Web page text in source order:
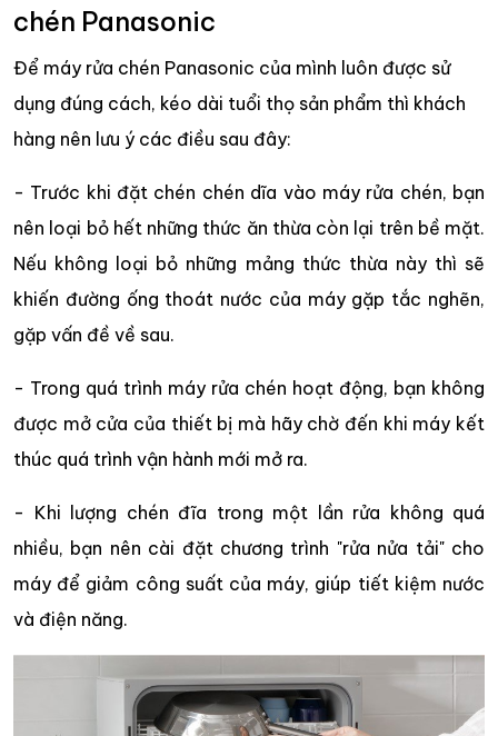
chén Panasonic
Để máy rửa chén Panasonic của mình luôn được sử
dụng đúng cách, kéo dài tuổi thọ sản phẩm thì khách
hàng nên lưu ý các điều sau đây:
- Trước khi đặt chén chén dĩa vào máy rửa chén, bạn
nên loại bỏ hết những thức ăn thừa còn lại trên bề mặt.
Nếu không loại bỏ những mảng thức thừa này thì sẽ
khiến đường ống thoát nước của máy gặp tắc nghẽn,
gặp vấn đề về sau.
- Trong quá trình máy rửa chén hoạt động, bạn không
được mở cửa của thiết bị mà hãy chờ đến khi máy kết
thúc quá trình vận hành mới mở ra.
- Khi lượng chén đĩa trong một lần rửa không quá
nhiều, bạn nên cài đặt chương trình "rửa nửa tải" cho
máy để giảm công suất của máy, giúp tiết kiệm nước
và điện năng.